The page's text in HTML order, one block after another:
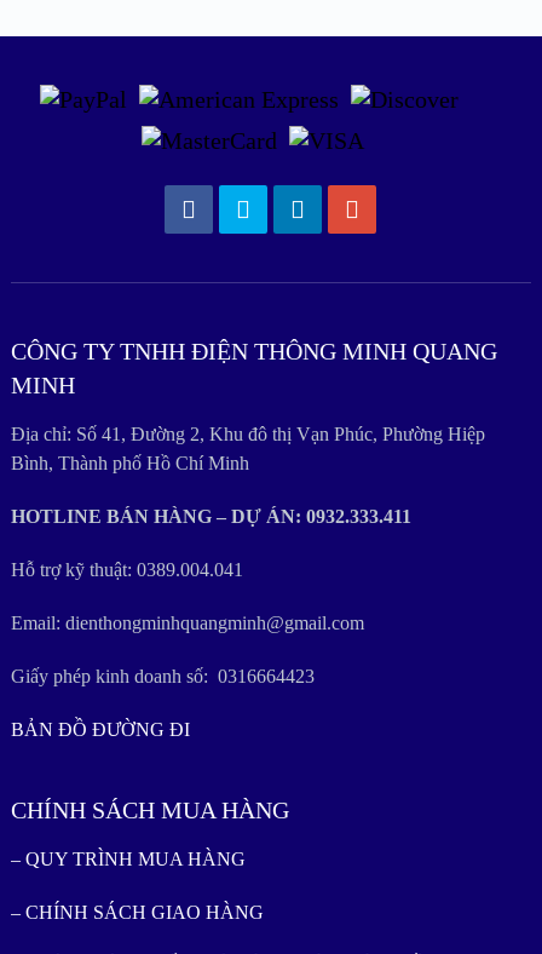
CÔNG TY TNHH ĐIỆN THÔNG MINH QUANG
MINH
Địa chỉ: Số 41, Đường 2, Khu đô thị Vạn Phúc, Phường Hiệp
Bình, Thành phố Hồ Chí Minh
HOTLINE BÁN HÀNG – DỰ ÁN: 0932.333.411
Hỗ trợ kỹ thuật: 0389.004.041
Email: dienthongminhquangminh@gmail.com
Giấy phép kinh doanh số: 0316664423
BẢN ĐỒ ĐƯỜNG ĐI
CHÍNH SÁCH MUA HÀNG
– QUY TRÌNH MUA HÀNG
– CHÍNH SÁCH GIAO HÀNG